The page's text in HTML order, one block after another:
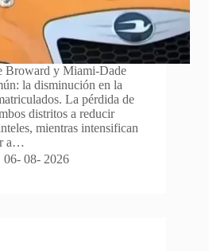
Broward y Miami-Dade
la disminución en la
La pérdida de
distritos a reducir
mientras intensifican
a…
06- 08- 2026